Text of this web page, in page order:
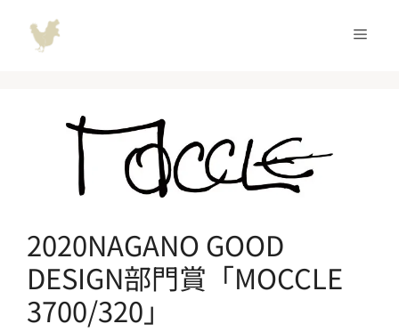
メ
2020NAGANO GOOD
DESIGN部門賞「MOCCLE
3700/320」